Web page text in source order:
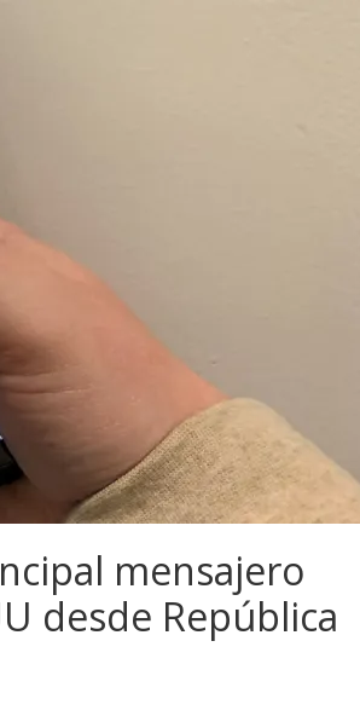
mensajero
desde República